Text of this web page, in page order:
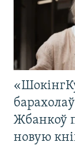
Жбанкоў
новую